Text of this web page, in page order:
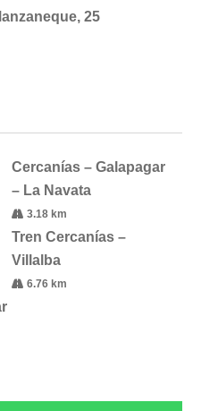
25
Cercanías – Galapagar
– La Navata
3.18 km
Tren Cercanías –
Villalba
6.76 km